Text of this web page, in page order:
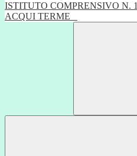
ISTITUTO COMPRENSIVO N. 1
ACQUI TERME